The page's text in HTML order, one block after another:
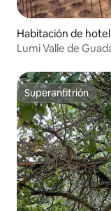
Habitación de
Lumi Valle de
Superanfitrión
Superanfitrión